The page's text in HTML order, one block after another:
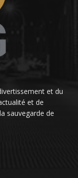
et du
et de
sauvegarde de